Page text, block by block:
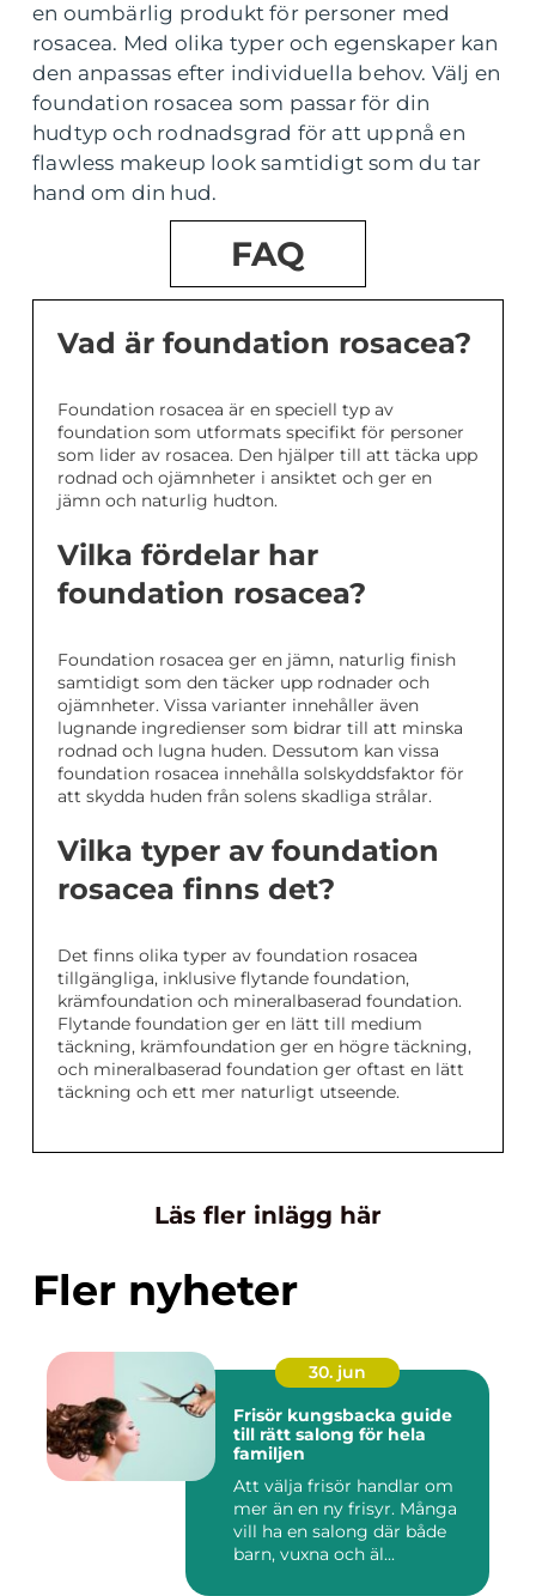
en oumbärlig produkt för personer med
rosacea. Med olika typer och egenskaper kan
den anpassas efter individuella behov. Välj en
foundation rosacea som passar för din
hudtyp och rodnadsgrad för att uppnå en
flawless makeup look samtidigt som du tar
hand om din hud.
FAQ
Vad är foundation rosacea?
Foundation rosacea är en speciell typ av
foundation som utformats specifikt för personer
som lider av rosacea. Den hjälper till att täcka upp
rodnad och ojämnheter i ansiktet och ger en
jämn och naturlig hudton.
Vilka fördelar har
foundation rosacea?
Foundation rosacea ger en jämn, naturlig finish
samtidigt som den täcker upp rodnader och
ojämnheter. Vissa varianter innehåller även
lugnande ingredienser som bidrar till att minska
rodnad och lugna huden. Dessutom kan vissa
foundation rosacea innehålla solskyddsfaktor för
att skydda huden från solens skadliga strålar.
Vilka typer av foundation
rosacea finns det?
Det finns olika typer av foundation rosacea
tillgängliga, inklusive flytande foundation,
krämfoundation och mineralbaserad foundation.
Flytande foundation ger en lätt till medium
täckning, krämfoundation ger en högre täckning,
och mineralbaserad foundation ger oftast en lätt
täckning och ett mer naturligt utseende.
Läs fler inlägg här
Fler nyheter
30. jun
Frisör kungsbacka guide
till rätt salong för hela
familjen
Att välja frisör handlar om
mer än en ny frisyr. Många
vill ha en salong där både
barn, vuxna och äl...